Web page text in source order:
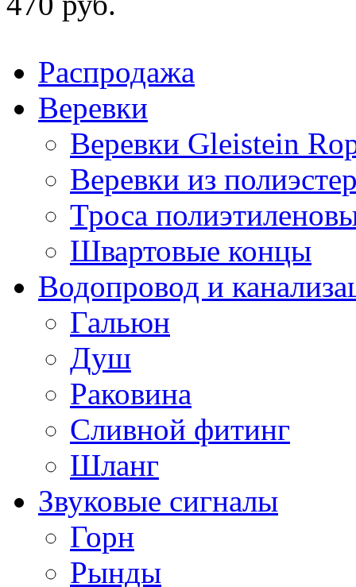
Распродажа
Веревки
Веревки Gleistein
Веревки из
Троса
Швартовые концы
Водопровод и
Гальюн
Душ
Раковина
Сливной фитинг
Шланг
Звуковые сигналы
Горн
Рынды